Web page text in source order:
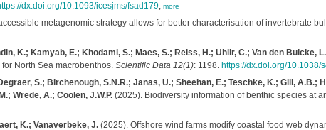
dx.doi.org/10.1093/icesjms/fsad179, more
metagenomic strategy allows for better characterisation of invertebrate
K.; Kamyab, E.; Khodami, S.; Maes, S.; Reiss, H.; Uhlir, C.; Van den Bulcke,
North Sea macrobenthos. Scientific Data 12(1): 1198. https://dx.doi.org/10.1038/
S.; Birchenough, S.N.R.; Janas, U.; Sheehan, E.; Teschke, K.; Gill, A.B.;
Wrede, A.; Coolen, J.W.P.(2025). Biodiversity information of benthic species at
K.; Vanaverbeke, J.(2025). Offshore wind farms modify coastal food web